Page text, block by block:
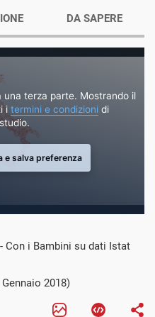
terza parte. Mostrando il
i termini e condizioni di
e salva preferenza
DA SAPERE
Con i Bambini su dati Istat
2018)